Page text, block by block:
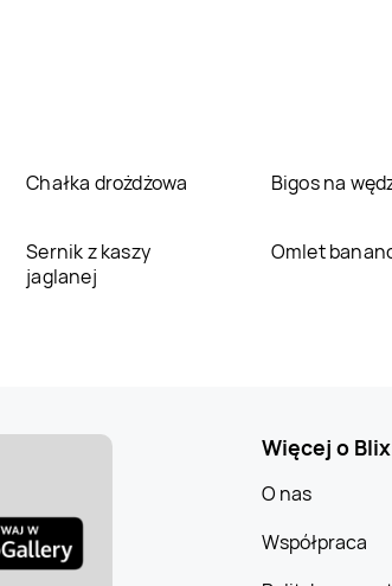
Chałka drożdżowa Bigos na
Sernik z kaszy
jaglanej
Omlet
Więcej o Blix
O nas
Współpraca